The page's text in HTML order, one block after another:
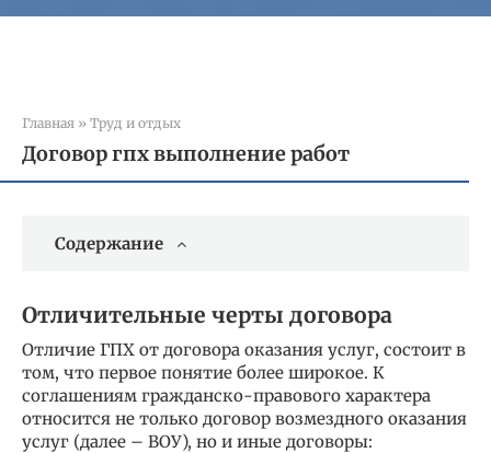
Главная » Труд и отдых
Договор гпх выполнение работ
Содержание
Отличительные черты договора
Отличие ГПХ от договора оказания услуг, состоит в
том, что первое понятие более широкое. К
соглашениям гражданско-правового характера
относится не только договор возмездного оказания
услуг (далее – ВОУ), но и иные договоры: